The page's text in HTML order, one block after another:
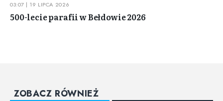
03:07 | 19 LIPCA 2026
500-lecie parafii w Bełdowie 2026
ZOBACZ RÓWNIEŻ